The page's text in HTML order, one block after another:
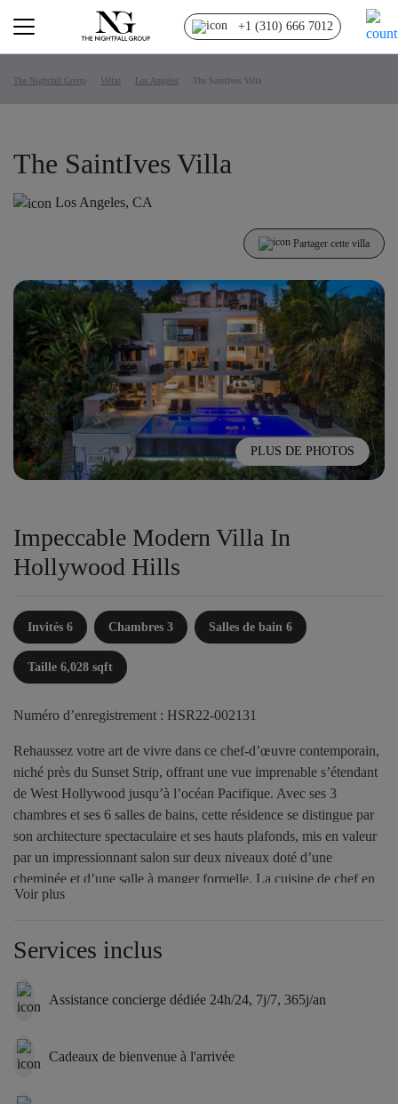
+1 (310) 666 7012
The Nightfall Group Villas Los Angeles The SaintIves Villa
The SaintIves Villa
Los Angeles, CA
Partager cette villa
PLUS DE PHOTOS
Impeccable Modern Villa In
Hollywood Hills
Invités 6 Chambres 3 Salles de bain 6
Taille 6,028 sqft
Numéro d’enregistrement : HSR22-002131
Rehaussez votre art de vivre dans ce chef-d’œuvre contemporain,
niché près du Sunset Strip, offrant une vue imprenable s’étendant
de West Hollywood jusqu’à l’océan Pacifique. Avec ses 3
chambres et ses 6 salles de bains, cette résidence se distingue par
son architecture spectaculaire et ses hauts plafonds, mis en valeur
par un impressionnant salon sur deux niveaux doté d’une
cheminée et d’une salle à manger formelle. La cuisine de chef en
marbre est un véritable paradis culinaire, tandis que la suite
les équipements supplémentaires, on trouve un home cinéma, une
pareil. À l’extérieur, découvrez un havre de détente avec une
piscine à débordement, un spa, un coin salon, un barbecue, un
l’incarnation même du luxe californien.
Voir plus
Services inclus
Assistance concierge dédiée 24h/24, 7j/7, 365j/an
Cadeaux de bienvenue à l'arrivée